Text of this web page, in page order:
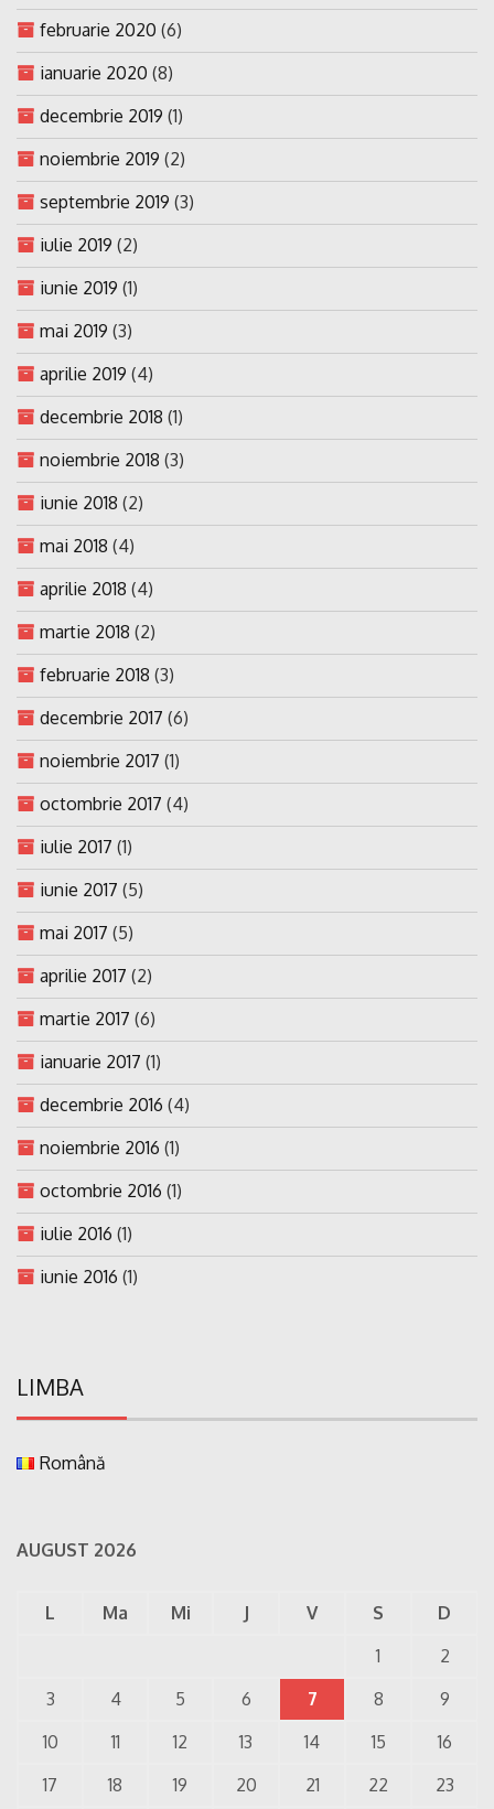
februarie 2020 (6)
ianuarie 2020 (8)
decembrie 2019 (1)
noiembrie 2019 (2)
septembrie 2019 (3)
iulie 2019 (2)
iunie 2019 (1)
mai 2019 (3)
aprilie 2019 (4)
decembrie 2018 (1)
noiembrie 2018 (3)
iunie 2018 (2)
mai 2018 (4)
aprilie 2018 (4)
martie 2018 (2)
februarie 2018 (3)
decembrie 2017 (6)
noiembrie 2017 (1)
octombrie 2017 (4)
iulie 2017 (1)
iunie 2017 (5)
mai 2017 (5)
aprilie 2017 (2)
martie 2017 (6)
ianuarie 2017 (1)
decembrie 2016 (4)
noiembrie 2016 (1)
octombrie 2016 (1)
iulie 2016 (1)
iunie 2016 (1)
LIMBA
Română
AUGUST 2026
L Ma Mi J V S
D
1
2
3
4 5 6 7 8
9
10
11 12 13 14 15
16
17
18 19 20 21 22 23